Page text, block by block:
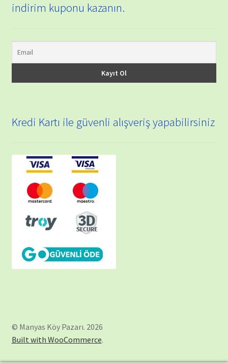
indirim kuponu kazanın.
Kredi Kartı ile güvenli alışveriş yapabilirsiniz
© Manyas Köy Pazarı. 2026
Built with WooCommerce.